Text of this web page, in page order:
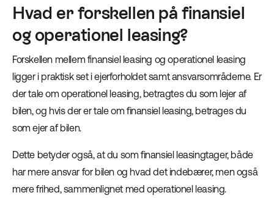
Hvad er forskellen på finansiel
og operationel leasing?
Forskellen mellem finansiel leasing og operationel leasing
ligger i praktisk set i ejerforholdet samt ansvarsområderne. Er
der tale om operationel leasing, betragtes du som lejer af
bilen, og hvis der er tale om finansiel leasing, betrages du
som ejer af bilen.
Dette betyder også, at du som finansiel leasingtager, både
har mere ansvar for bilen og hvad det indebærer, men også
mere frihed, sammenlignet med operationel leasing.